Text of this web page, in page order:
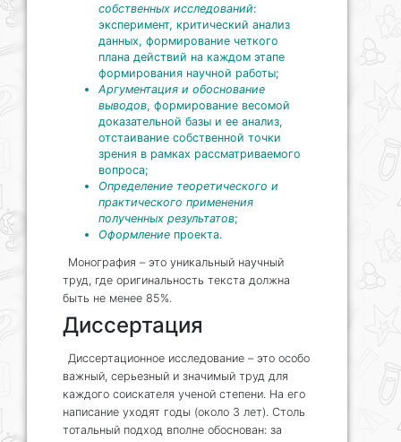
собственных исследований:
эксперимент, критический анализ
данных, формирование четкого
плана действий на каждом этапе
формирования научной работы;
Аргументация и обоснование
выводов, формирование весомой
доказательной базы и ее анализ,
отстаивание собственной точки
зрения в рамках рассматриваемого
вопроса;
Определение теоретического и
практического применения
полученных результатов;
Оформление проекта.
Монография – это уникальный научный
труд, где оригинальность текста должна
быть не менее 85%.
Диссертация
Диссертационное исследование – это особо
важный, серьезный и значимый труд для
каждого соискателя ученой степени. На его
написание уходят годы (около 3 лет). Столь
тотальный подход вполне обоснован: за